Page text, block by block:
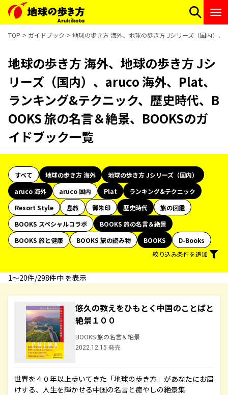
TOP ガイドブック 地球の歩き方 海外、地球の歩き方 Jシリーズ（国内）
地球の歩き方 海外、地球の歩き方 Jシ
リーズ（国内）、aruco 海外、Plat、
ランキング&テクニック、歴史時代、B
OOKS 旅の名言＆絶景、BOOKSのガ
イドブック一覧
すべて 地球の歩き方 海外
地球の歩き方 Jシリーズ（国内）
aruco 海外
aruco 国内 Plat
ランキング&テクニック
Resort Style
島旅 御朱印 歴史時代
旅の図鑑
BOOKS スペシャルコラボ
BOOKS 旅の名言＆絶景
BOOKS 旅と健康
BOOKS 旅の読み物 BOOKS
D-Books
絞り込み条件を追加
1〜20件/298件中 を表示
悠久の教えをひもとく中国のことばと
絶景１００
BOOKS 旅の名言＆絶景
2022.12.15 発売
世界を４０年以上歩いてきた「地球の歩き方」があなたにお届
けする、人生を輝かせる中国の名言と癒やしの絶景集